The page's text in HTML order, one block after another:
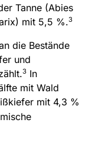
Tanne (Abies
mit 5,5 %.3
die Bestände
und
3 In
mit Wald
mit 4,3 %